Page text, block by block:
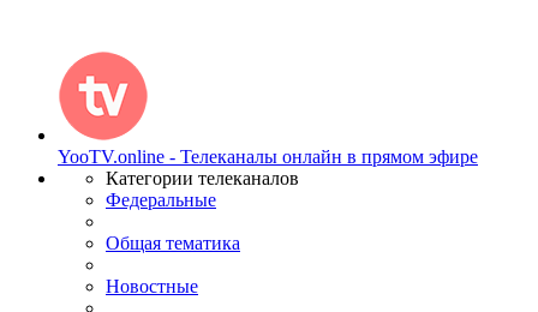
YooTV.online - Телеканалы онлайн в прямом эфире
Категории телеканалов
Федеральные
Общая тематика
Новостные